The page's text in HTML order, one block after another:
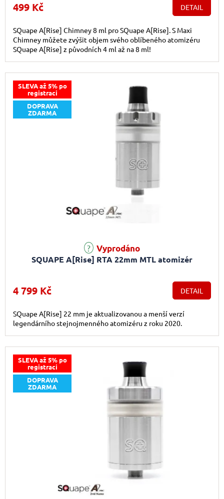
499 Kč DETAIL
SQuape A[Rise] Chimney 8 ml pro SQuape A[Rise]. S Maxi
Chimney můžete zvýšit objem svého oblíbeného atomizéru
SQuape A[Rise] z původních 4 ml až na 8 ml!
SLEVA až 5% po
registraci
DOPRAVA
ZDARMA
SQUAPE A[Rise] RTA 22mm MTL atomizér
Vyprodáno
4 799 Kč DETAIL
SQuape A[Rise] 22 mm je aktualizovanou a menší verzí
legendárního stejnojmenného atomizéru z roku 2020.
SLEVA až 5% po
registraci
DOPRAVA
ZDARMA